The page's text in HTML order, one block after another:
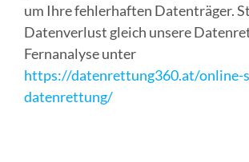
um Ihre fehlerhaften Datenträger.
Datenverlust gleich unsere
Fernanalyse unter
https://datenrettung360.at/online-
datenrettung/